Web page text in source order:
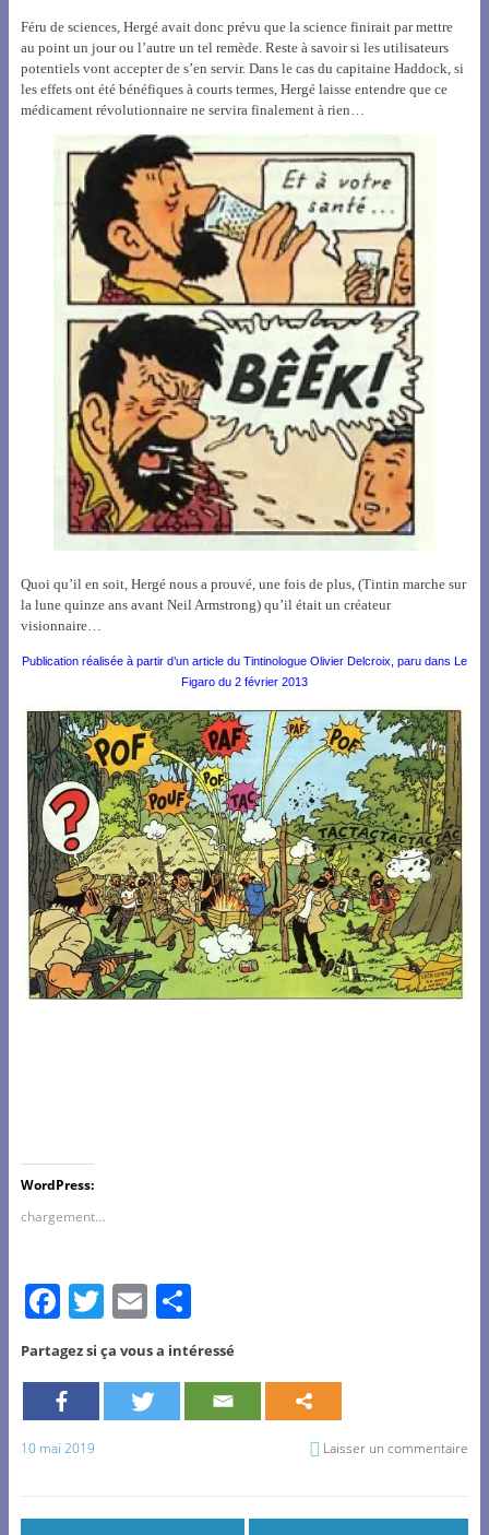
Féru de sciences, Hergé avait donc prévu que la science finirait par mettre
au point un jour ou l’autre un tel remède. Reste à savoir si les utilisateurs
potentiels vont accepter de s’en servir. Dans le cas du capitaine Haddock, si
les effets ont été bénéfiques à courts termes, Hergé laisse entendre que ce
médicament révolutionnaire ne servira finalement à rien…
Quoi qu’il en soit, Hergé nous a prouvé, une fois de plus, (Tintin marche sur
la lune quinze ans avant Neil Armstrong) qu’il était un créateur
visionnaire…
Publication réalisée à partir d’un article du Tintinologue Olivier Delcroix, paru dans Le
Figaro du 2 février 2013
WordPress:
chargement…
F
a
c
e
b
o
T
w
itt
er
E
m
ai
l
P
ar
ta
Partagez si ça vous a intéressé
10 mai 2019 Laisser un commentaire